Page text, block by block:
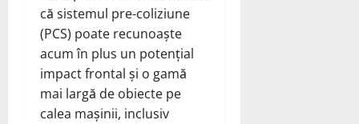
că sistemul pre-coliziune
(PCS) poate recunoaște
acum în plus un potențial
impact frontal și o gamă
mai largă de obiecte pe
calea mașinii, inclusiv